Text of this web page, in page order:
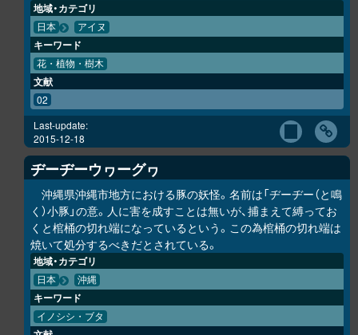
地域・カテゴリ
日本 アイヌ
キーワード
花・植物・樹木
文献
02
Last-update:
2015-12-18
ヂーヂーウヮーグヮ
沖縄県沖縄市地方における豚の妖怪。名前は「ヂーヂー（と鳴
く）小豚」の意。人に害を成すことは無いが、捕まえて縛ってお
くと棺桶の切れ端になっているという。この為棺桶の切れ端は
焼いて処分するべきだとされている。
地域・カテゴリ
日本 沖縄
キーワード
イノシシ・ブタ